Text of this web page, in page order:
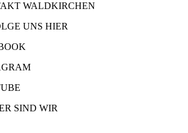
WALDKIRCHEN
UNS HIER
SIND WIR